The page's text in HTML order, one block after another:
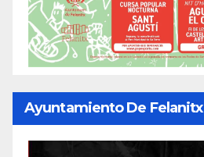
Ayuntamiento De Felanitx